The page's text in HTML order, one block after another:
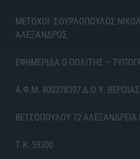
ΜΕΤΟΧΟΙ: ΣΟΥΡΛΟΠΟΥΛΟΣ
ΑΛΕΞΑΝΔΡΟΣ
ΕΦΗΜΕΡΙΔΑ Ο ΠΟΛΙΤΗΣ –
Α.Φ.Μ. 800378397 Δ.Ο.Υ. ΒΕΡΟΙΑΣ
ΒΕΤΣΟΠΟΥΛΟΥ 72
Τ.Κ. 59300